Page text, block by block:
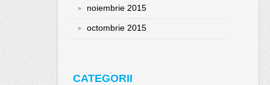
noiembrie 2015
octombrie 2015
CATEGORII